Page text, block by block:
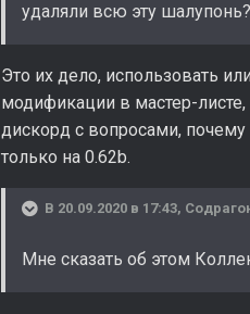
удаляли всю эту
Это их дело, использовать
модификации в мастер-
дискорд с вопросами,
только на 0.62b.
В 20.09.2020 в 17:43,
Мне сказать об этом